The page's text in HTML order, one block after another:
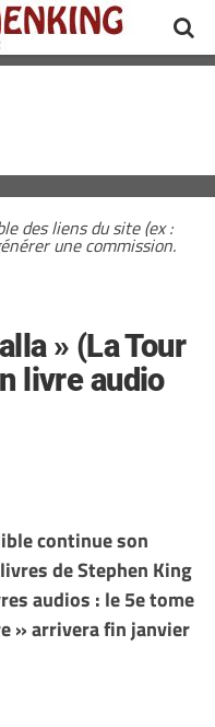
des liens du site (ex :
une commission.
» (La Tour
livre audio
continue son
de Stephen King
audios : le 5e tome
» arrivera fin janvier